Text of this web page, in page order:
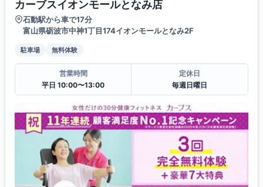
カーブスイオンモールとなみ店
石動駅から車で17分
富山県砺波市中神1丁目174イオンモールとなみ2F
駐車場 無料体験
営業時間
平日 10:00〜13:00
定休日
毎週日曜日